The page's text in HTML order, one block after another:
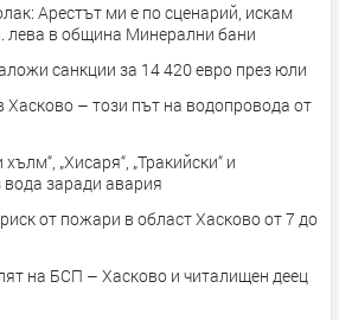
Арестът ми е по сценарий, искам
лева в община Минерални бани
санкции за 14 420 евро през юли
Хасково – този път на водопровода от
„Хисаря“, „Тракийски“ и
вода заради авария
от пожари в област Хасково от 7 до
на БСП – Хасково и читалищен деец